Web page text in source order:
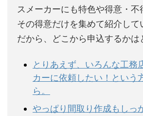
スメーカーにも特色や得意・不
その得意だけを集めて紹介して
だから、どこから申込するかは
とりあえず、いろんな工務
カーに依頼したい！という
ら。
やっぱり間取り作成もしっ